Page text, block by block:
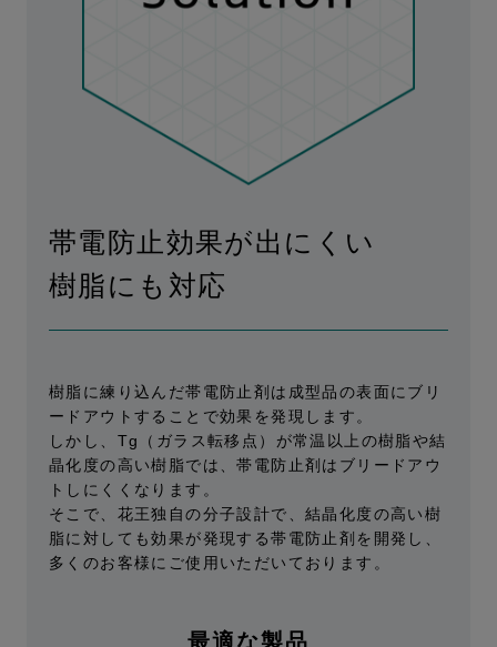
帯電防止効果が出にくい
樹脂にも対応
樹脂に練り込んだ帯電防止剤は成型品の表面にブリ
ードアウトすることで効果を発現します。
しかし、Tg（ガラス転移点）が常温以上の樹脂や結
晶化度の高い樹脂では、帯電防止剤はブリードアウ
トしにくくなります。
そこで、花王独自の分子設計で、結晶化度の高い樹
脂に対しても効果が発現する帯電防止剤を開発し、
多くのお客様にご使用いただいております。
最適な製品